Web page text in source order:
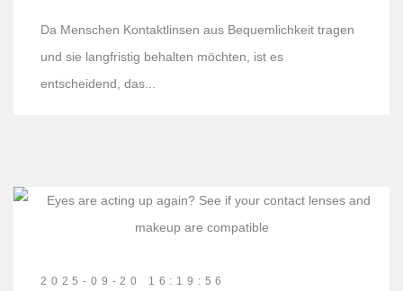
Da Menschen Kontaktlinsen aus Bequemlichkeit tragen
und sie langfristig behalten möchten, ist es
entscheidend, das...
2025-09-20 16:19:56